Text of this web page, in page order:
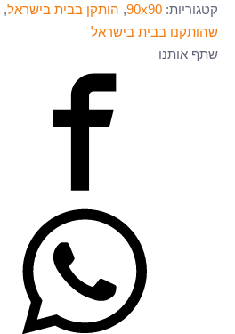
989-
90x90
-
קטגוריות: 90x90
, הותקן בבית בישראל,
שהותקנו בבית בישראל
שתף אותנו